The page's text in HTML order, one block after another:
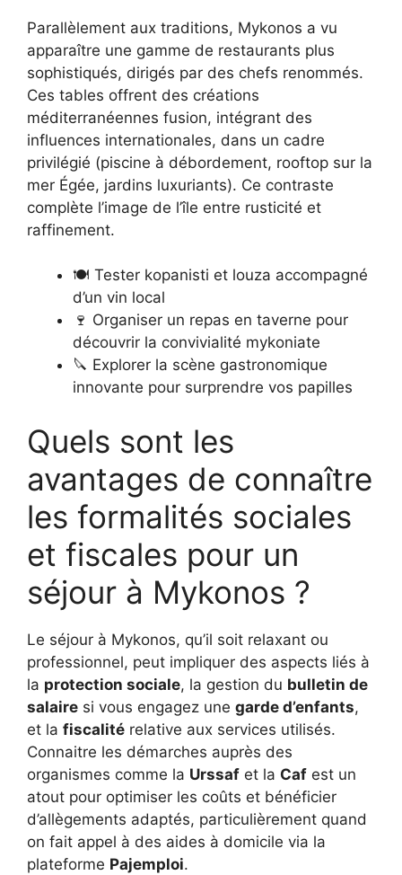
Parallèlement aux traditions, Mykonos a vu
apparaître une gamme de restaurants plus
sophistiqués, dirigés par des chefs renommés.
Ces tables offrent des créations
méditerranéennes fusion, intégrant des
influences internationales, dans un cadre
privilégié (piscine à débordement, rooftop sur la
mer Égée, jardins luxuriants). Ce contraste
complète l’image de l’île entre rusticité et
raffinement.
🍽️ Tester kopanisti et louza accompagné
d’un vin local
🍷 Organiser un repas en taverne pour
découvrir la convivialité mykoniate
🔪 Explorer la scène gastronomique
innovante pour surprendre vos papilles
Quels sont les
avantages de connaître
les formalités sociales
et fiscales pour un
séjour à Mykonos ?
Le séjour à Mykonos, qu’il soit relaxant ou
professionnel, peut impliquer des aspects liés à
la protection sociale, la gestion du bulletin de
salaire si vous engagez une garde d’enfants,
et la fiscalité relative aux services utilisés.
Connaitre les démarches auprès des
organismes comme la Urssaf et la Caf est un
atout pour optimiser les coûts et bénéficier
d’allègements adaptés, particulièrement quand
on fait appel à des aides à domicile via la
plateforme Pajemploi.